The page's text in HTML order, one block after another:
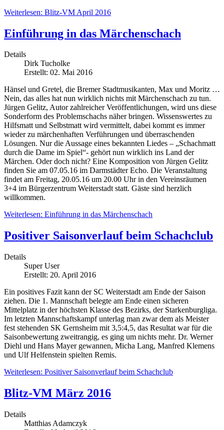
Weiterlesen: Blitz-VM April 2016
Einführung in das Märchenschach
Details
Dirk Tucholke
Erstellt: 02. Mai 2016
Hänsel und Gretel, die Bremer Stadtmusikanten, Max und Moritz …
Nein, das alles hat nun wirklich nichts mit Märchenschach zu tun.
Jürgen Gelitz, Autor zahlreicher Veröffentlichungen, wird uns diese
Sonderform des Problemschachs näher bringen. Wissenswertes zu
Hilfsmatt und Selbstmatt wird vermittelt, dabei kommt es immer
wieder zu märchenhaften Verführungen und überraschenden
Lösungen. Nur die Aussage eines bekannten Liedes – „Schachmatt
durch die Dame im Spiel“- gehört nun wirklich ins Land der
Märchen. Oder doch nicht? Eine Komposition von Jürgen Gelitz
finden Sie am 07.05.16 im Darmstädter Echo. Die Veranstaltung
findet am Freitag, 20.05.16 um 20.00 Uhr in den Vereinsräumen
3+4 im Bürgerzentrum Weiterstadt statt. Gäste sind herzlich
willkommen.
Weiterlesen: Einführung in das Märchenschach
Positiver Saisonverlauf beim Schachclub
Details
Super User
Erstellt: 20. April 2016
Ein positives Fazit kann der SC Weiterstadt am Ende der Saison
ziehen. Die 1. Mannschaft belegte am Ende einen sicheren
Mittelplatz in der höchsten Klasse des Bezirks, der Starkenburgliga.
Im letzten Mannschaftskampf unterlag man zwar dem als Meister
fest stehenden SK Gernsheim mit 3,5:4,5, das Resultat war für die
Saisonbewertung zweitrangig, es ging um nichts mehr. Dr. Werner
Diehl und Hans Mayer gewannen, Micha Lang, Manfred Klemens
und Ulf Helfenstein spielten Remis.
Weiterlesen: Positiver Saisonverlauf beim Schachclub
Blitz-VM März 2016
Details
Matthias Adamczyk